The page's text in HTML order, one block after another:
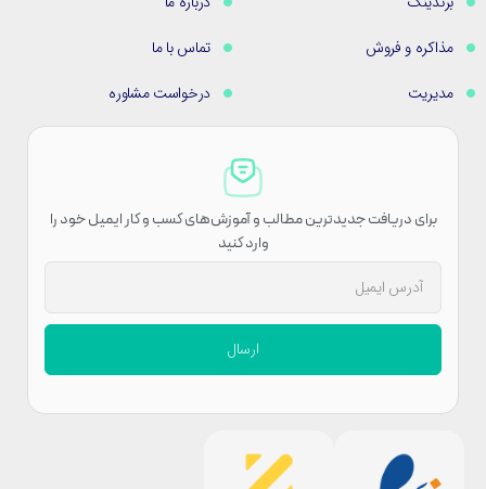
مذاکره و فروش
مدیریت
تماس با ما
درخواست مشاوره
برای دریافت جدیدترین مطالب و آموزش‌های کسب و کار ایمیل خود را
وارد کنید
ارسال